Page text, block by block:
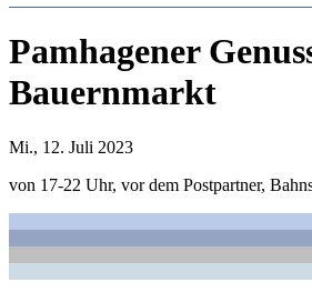
Pamhagener
Bauernmarkt
Mi., 12. Juli 2023
von 17-22 Uhr, vor dem Postpartner,